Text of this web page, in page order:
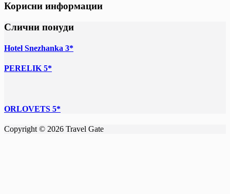
Корисни информации
Слични понуди
Hotel Snezhanka 3*
PERELIK 5*
ORLOVETS 5*
Copyright © 2026 Travel Gate